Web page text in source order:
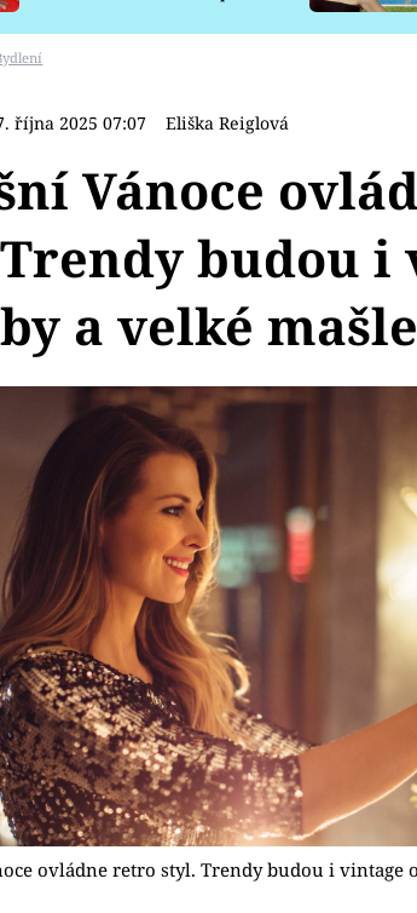
října 2025 07:07 Eliška Reiglová
Vánoce
budou i
a velké
ovládne retro styl. Trendy budou i vintage